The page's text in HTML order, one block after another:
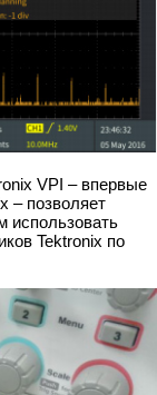
VPI – впервые
– позволяет
использовать
Tektronix по